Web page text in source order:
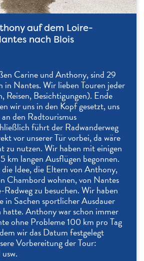
auf dem Loire-
nach Blois
Carine und Anthony, sind 29
in Nantes. Wir lieben Touren jeder
Reisen, Besichtigungen). Ende
wir uns in den Kopf gesetzt, uns
den Radtourismus
führt der Radwanderweg
vor unserer Tür vorbei, da wäre
zu nutzen. Wir haben mit einigen
km langen Ausflügen begonnen.
Idee, die Eltern von Anthony,
Chambord wohnen, von Nantes
zu besuchen. Wir haben
in Sachen sportlicher Ausdauer
hatte. Anthony war schon immer
ohne Probleme 100 km pro Tag
wir das Datum festgelegt
Vorbereitung der Tour: